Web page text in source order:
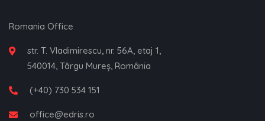
Romania Office
str. T. Vladimirescu, nr. 56A, etaj 1,
540014, Târgu Mureș, România
(+40) 730 534 151
office@edris.ro